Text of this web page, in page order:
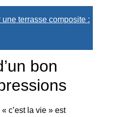
une terrasse composite :
bon
c’est la vie » est